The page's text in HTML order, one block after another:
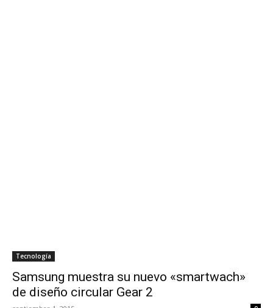
Tecnología
Samsung muestra su nuevo «smartwach»
de diseño circular Gear 2